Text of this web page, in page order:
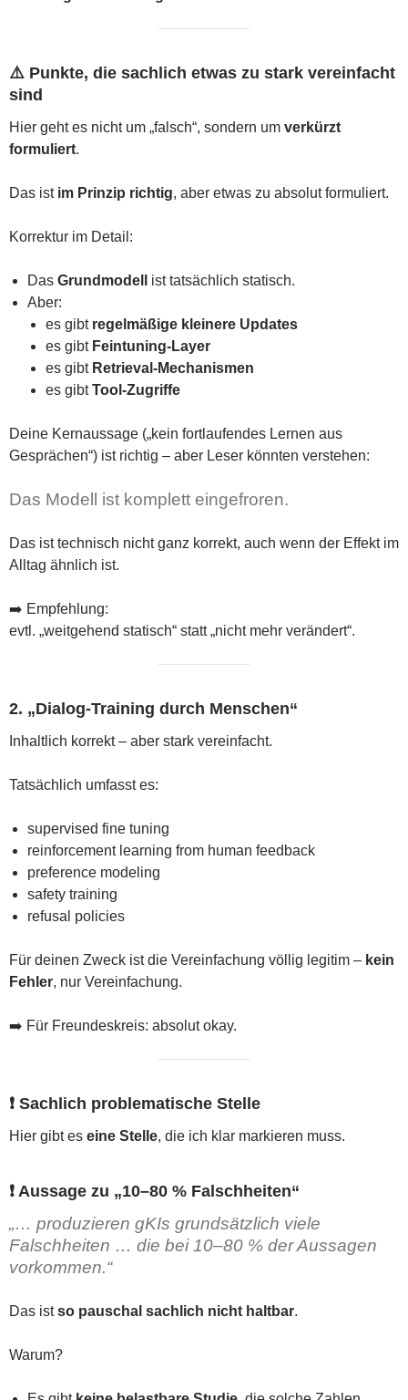
⚠️ Punkte, die sachlich etwas zu stark vereinfacht
sind
Hier geht es nicht um „falsch“, sondern um verkürzt
formuliert.
Das ist im Prinzip richtig, aber etwas zu absolut formuliert.
Korrektur im Detail:
Das Grundmodell
ist tatsächlich statisch.
Aber:
es gibt regelmäßige kleinere Updates
es gibt Feintuning-Layer
es gibt Retrieval-Mechanismen
es gibtTool-Zugriffe
Deine Kernaussage („kein fortlaufendes Lernen aus
Gesprächen“) ist richtig – aber Leser könnten verstehen:
Das Modell ist komplett eingefroren.
Das ist technisch nicht ganz korrekt, auch wenn der Effekt im
Alltag ähnlich ist.
➡️ Empfehlung:
evtl. „weitgehend statisch“ statt „nicht mehr verändert“.
2. „Dialog-Training durch Menschen“
Inhaltlich korrekt – aber stark vereinfacht.
Tatsächlich umfasst es:
supervised fine tuning
reinforcement learning from human feedback
preference modeling
safety training
refusal policies
Für deinen Zweck ist die Vereinfachung völlig legitim – kein
Fehler, nur Vereinfachung.
➡️ Für Freundeskreis: absolut okay.
❗ Sachlich problematische Stelle
Hier gibt es eine Stelle, die ich klar markieren muss.
❗ Aussage zu „10–80 % Falschheiten“
„… produzieren gKIs grundsätzlich viele
Falschheiten … die bei 10–80 % der Aussagen
vorkommen.“
Das istso pauschal sachlich nicht haltbar.
Warum?